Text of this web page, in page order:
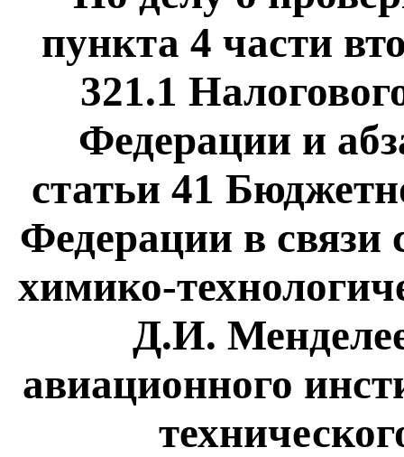
пункта 4 части
321.1
Федерации и
статьи 41
Федерации в связи
химико-
Д.И.
авиационного